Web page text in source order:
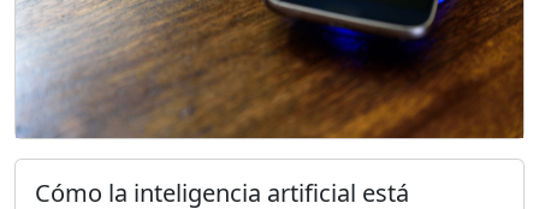
Cómo la inteligencia artificial está